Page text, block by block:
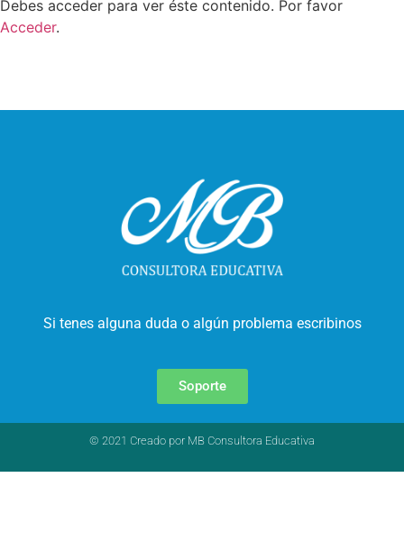
Debes acceder para ver éste contenido. Por favor
Acceder.
Si tenes alguna duda o algún problema escribinos
Soporte
© 2021 Creado por MB Consultora Educativa